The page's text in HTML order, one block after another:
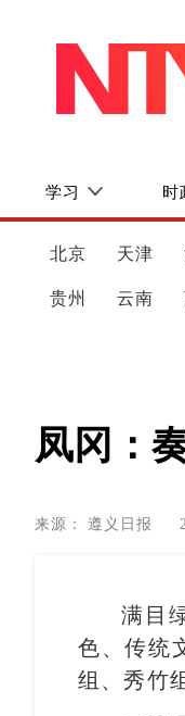
学习 时
北京 天津
贵州 云南
凤冈：
来源：遵义日报
满目
色、传统
组、秀竹